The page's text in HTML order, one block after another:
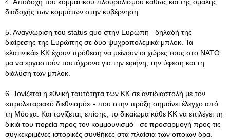
διαδοχής των κομμάτων στην κυβέρνηση
5. Αναγνώριση του status quo στην Ευρώπη –δηλαδή της
διαίρεσης της Ευρώπης σε δύο ψυχροπολεμικά μπλοκ. Τα
«λατινικά» ΚΚ έχουν πρόθεση να μείνουν οι χώρες τους στο ΝΑΤΟ
μα να εργαστούν ταυτόχρονα για την ειρήνη, την ύφεση και τη
διάλυση των μπλοκ.
6. Τονίζεται η εθνική ταυτότητα των ΚΚ σε αντιδιαστολή με τον
«προλεταριακό διεθνισμό» - που στην πράξη σημαίνει έλεγχο από
τη Μόσχα. Και τονίζεται, επίσης, το δικαίωμα κάθε ΚΚ να επιλέγει τη
δικιά του πορεία προς τον κομμουνισμό –σε προσαρμογή προς τις
συγκεκριμένες ιστορικές συνθήκες στα πλαίσια των οποίων δρα.